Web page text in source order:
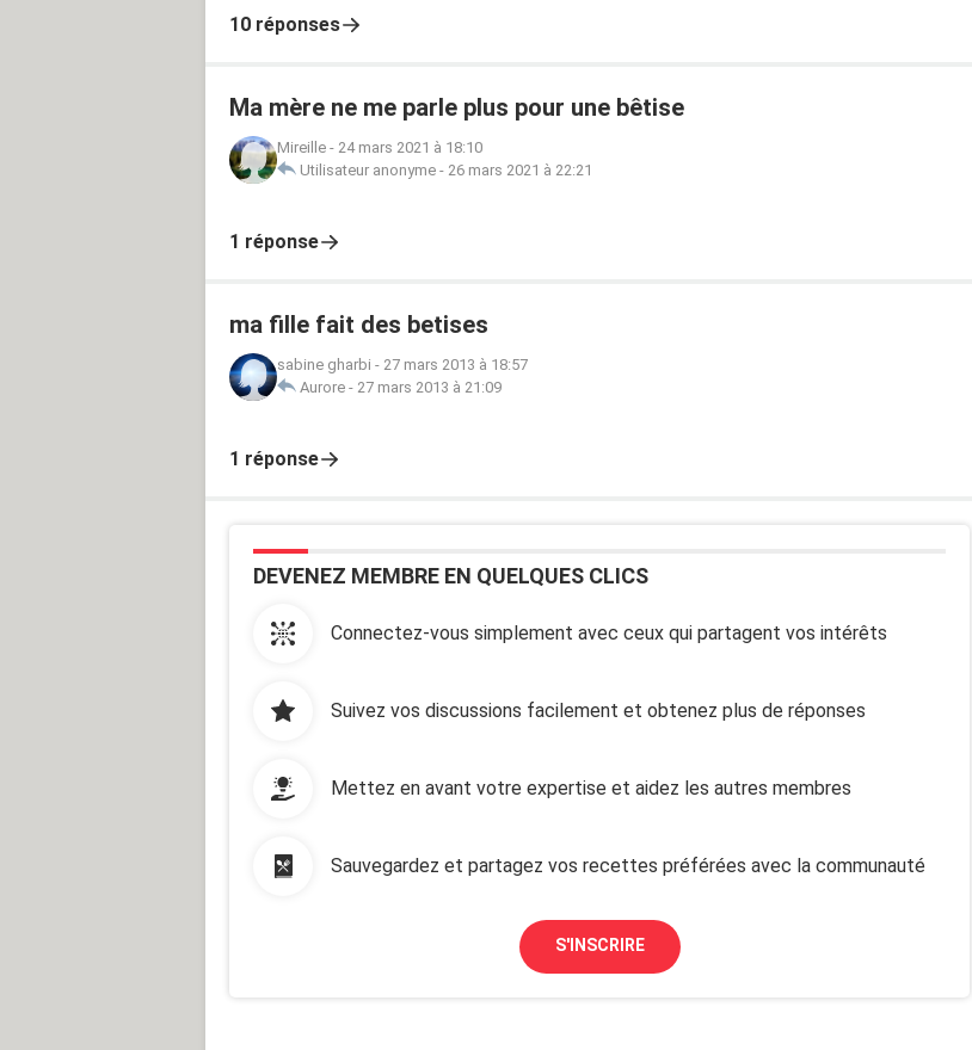
10 réponses
Ma mère ne me parle plus pour une bêtise
Mireille - 24 mars 2021 à 18:10
Utilisateur anonyme - 26 mars 2021 à 22:21
1 réponse
ma fille fait des betises
sabine gharbi - 27 mars 2013 à 18:57
Aurore - 27 mars 2013 à 21:09
1 réponse
DEVENEZ MEMBRE EN QUELQUES CLICS
Connectez-vous simplement avec ceux qui partagent vos intérêts
Suivez vos discussions facilement et obtenez plus de réponses
Mettez en avant votre expertise et aidez les autres membres
Sauvegardez et partagez vos recettes préférées avec la communauté
S'INSCRIRE